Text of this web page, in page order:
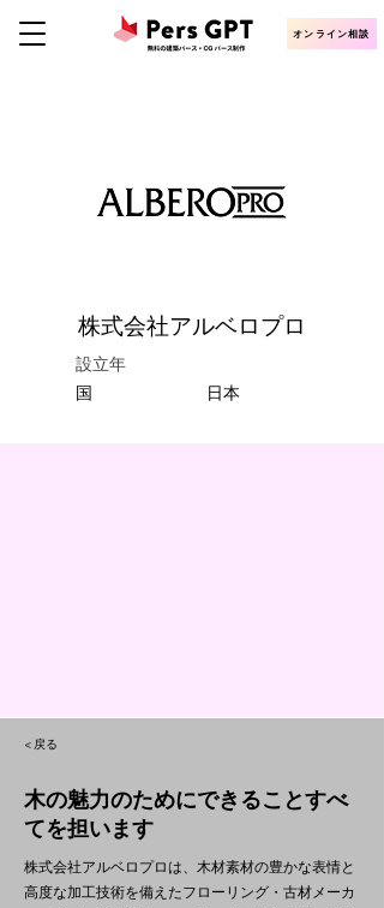
オンライン相談
株式会社アルベロプロ
設立年
​国
日本
< 戻る
木の魅力のためにできることすべ
てを担います
株式会社アルベロプロは、木材素材の豊かな表情と
高度な加工技術を備えたフローリング・古材メーカ